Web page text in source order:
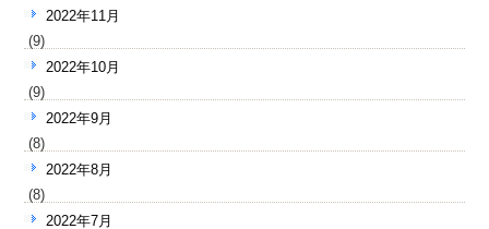
2022年11月
(9)
2022年10月
(9)
2022年9月
(8)
2022年8月
(8)
2022年7月